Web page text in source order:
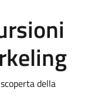
della